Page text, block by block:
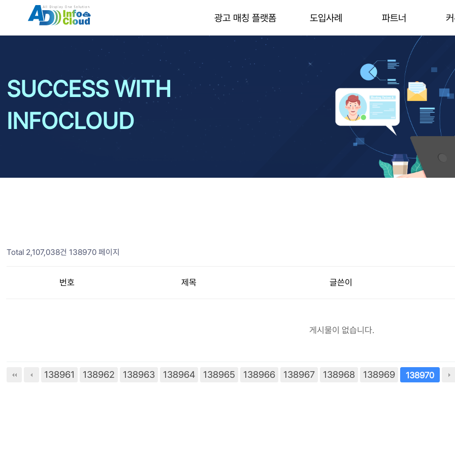
광고 매칭 플랫폼 도입사례 파트너
SUCCESS WITH
INFOCLOUD
Total 2,107,038건 138970 페이지
번호 제목 글쓴이
게시물이 없습니다.
138961 138962 138963 138964 138965 138966 138967 138968 138969 138970
다음 맨끝